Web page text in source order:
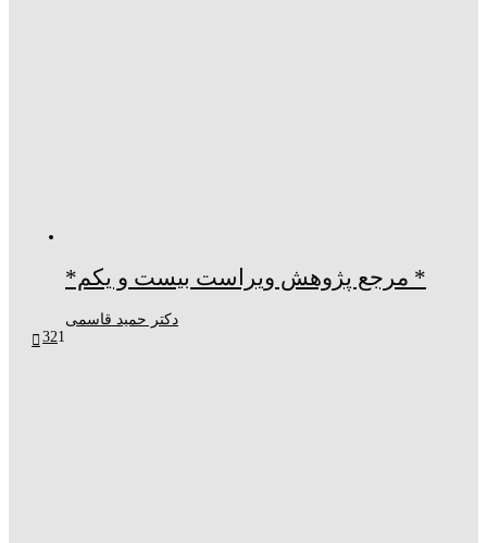
* مرجع پژوهش ویراست بیست و یکم*
دکتر حمید قاسمی
1
2
3